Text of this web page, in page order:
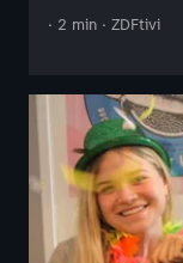
· 2 min · ZDFtivi